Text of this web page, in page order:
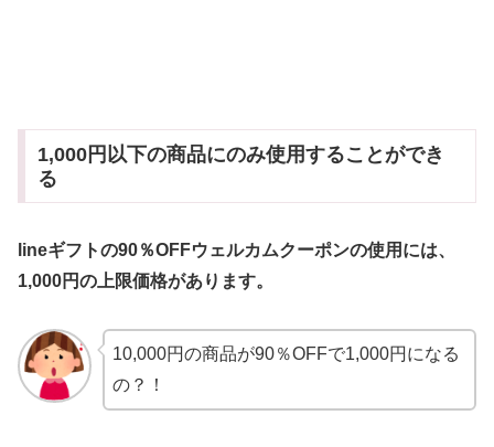
1,000円以下の商品にのみ使用することができ
る
lineギフトの90％OFFウェルカムクーポンの使用には、
1,000円の上限価格があります。
10,000円の商品が90％OFFで1,000円になる
の？！